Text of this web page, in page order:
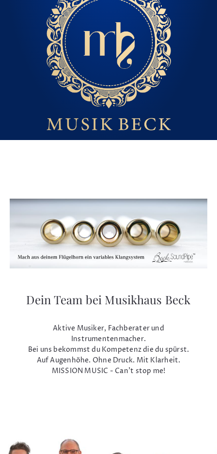
Dein Team bei Musikhaus Beck
Aktive Musiker, Fachberater und
Instrumentenmacher.
Bei uns bekommst du Kompetenz die du spürst.
Auf Augenhöhe. Ohne Druck. Mit Klarheit.
MISSION MUSIC - Can't stop me!